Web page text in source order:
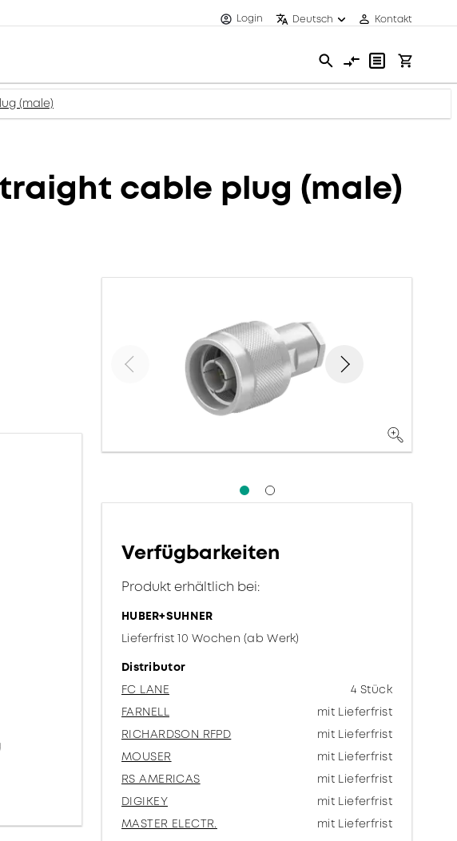
Login Deutsch Kontakt
(male)
cable plug (male)
Verfügbarkeiten
Produkt erhältlich bei:
HUBER+SUHNER
Lieferfrist 10 Wochen (ab Werk)
Distributor
FC LANE
4 Stück
FARNELL
mit Lieferfrist
RICHARDSON RFPD
mit Lieferfrist
MOUSER
mit Lieferfrist
RS AMERICAS
mit Lieferfrist
DIGIKEY
mit Lieferfrist
MASTER ELECTR.
mit Lieferfrist